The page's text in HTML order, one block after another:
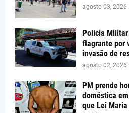
agosto 03, 2026
Polícia
flagrante por
invasão de
agosto 02, 2026
PM prende
doméstica
que Lei